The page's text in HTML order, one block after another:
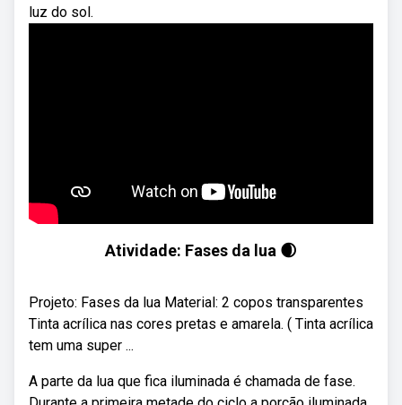
luz do sol.
Atividade: Fases da lua 🌒
Projeto: Fases da lua Material: 2 copos transparentes
Tinta acrílica nas cores pretas e amarela. ( Tinta acrílica
tem uma super ...
A parte da lua que fica iluminada é chamada de fase.